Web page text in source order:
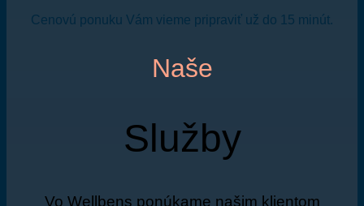
Cenovú ponuku Vám vieme pripraviť už do 15 minút.
Naše
Služby
Vo Wellbens ponúkame našim klientom